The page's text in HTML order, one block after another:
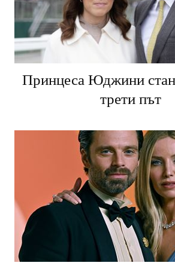
Принцеса Юджини
трети път